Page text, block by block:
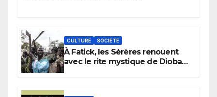
CULTURE SOCIÉTÉ
À Fatick, les Sérères renouent
avec le rite mystique de Diobaye